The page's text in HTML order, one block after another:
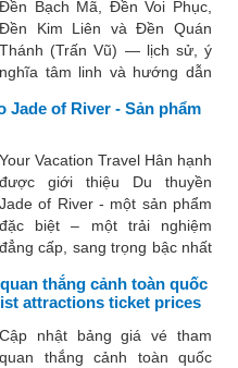
Đền Bạch Mã, Đền Voi Phục,
Đền Kim Liên và Đền Quán
Thánh (Trấn Vũ) — lịch sử, ý
nghĩa tâm linh và hướng dẫn
Travel Thăng Long Tứ Trấn —
thành Thăng Long....
Jade of River - Sản phẩm
Your Vacation Travel Hân hạnh
được giới thiệu Du thuyền
Jade of River - một sản phẩm
đặc biệt – một trải nghiệm
đẳng cấp, sang trọng bậc nhất
Hồng lịch sử và thơ mộng.
Sông Hồng phản chiếu một vẻ
đẹp trữ tình của...
thắng cảnh toàn quốc
attractions ticket prices
Cập nhật bảng giá vé tham
quan thắng cảnh toàn quốc